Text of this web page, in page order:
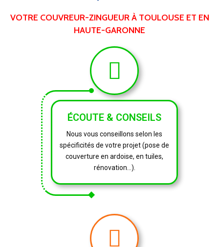
VOTRE COUVREUR-ZINGUEUR À TOULOUSE ET EN
HAUTE-GARONNE
ÉCOUTE & CONSEILS
Nous vous conseillons selon les
spécificités de votre projet (pose de
couverture en ardoise, en tuiles,
rénovation…).